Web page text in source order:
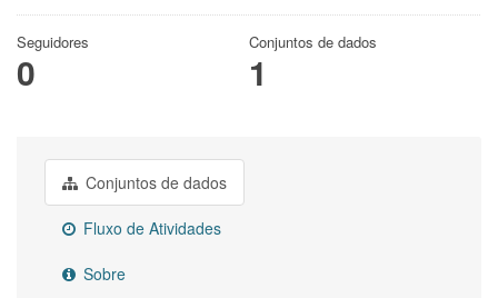
Seguidores
0
Conjuntos de dados
1
Conjuntos de dados
Fluxo de Atividades
Sobre